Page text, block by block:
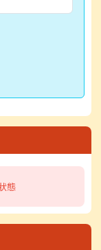
態